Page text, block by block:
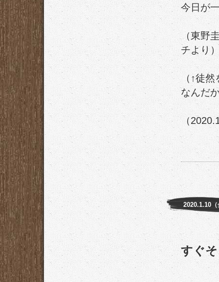
今日が
（東野
チより
（↑徒然
なんだ
（
2020.1.10（
すぐ